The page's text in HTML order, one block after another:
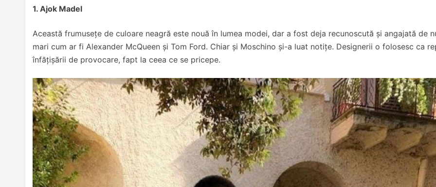
1. Ajok Madel
Această frumusețe de culoare neagră este nouă în lumea modei, dar a fost deja recunoscută și angajată de
mari cum ar fi Alexander McQueen și Tom Ford. Chiar și Moschino și-a luat notițe. Designerii o folosesc ca
înfățișării de provocare, fapt la ceea ce se pricepe.